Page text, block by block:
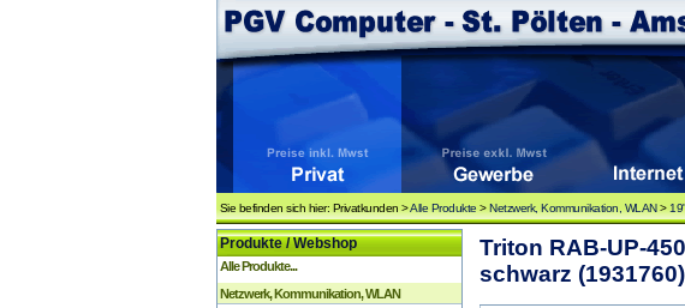
Sie befinden sich hier: Privatkunden >Alle Produkte >Netzwerk, Kommunikation, WLAN>
Produkte / Webshop
Alle Produkte...
Netzwerk, Kommunikation, WLAN
Triton RAB-UP-
schwarz (1931760)